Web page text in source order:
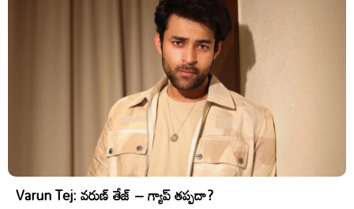
Varun Tej: వరుణ్ తేజ్ – గ్యాప్ తప్పదా?